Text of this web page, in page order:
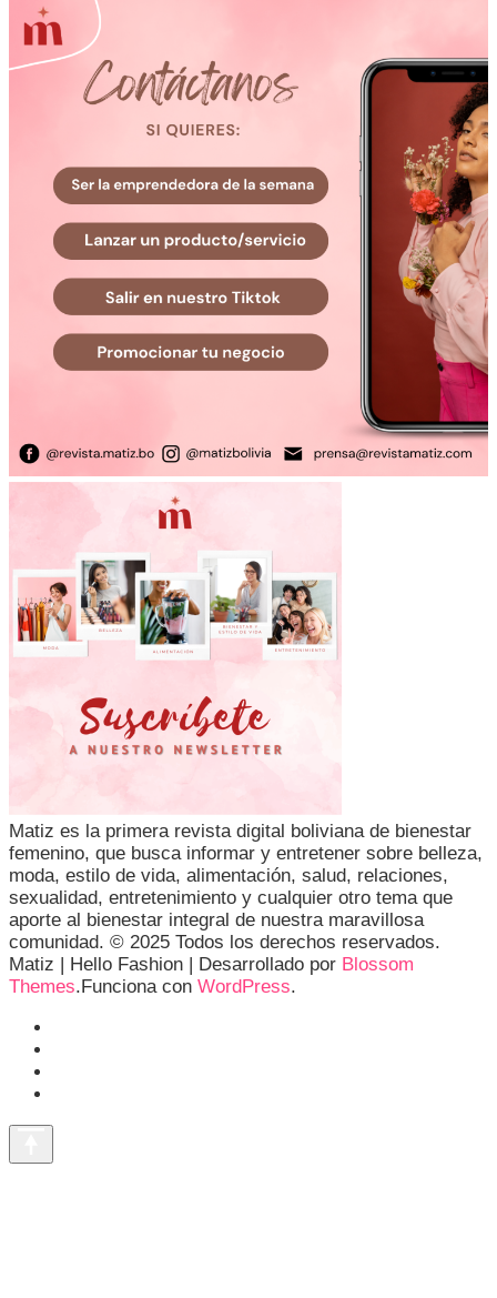
Matiz es la primera revista digital boliviana de bienestar
femenino, que busca informar y entretener sobre belleza,
moda, estilo de vida, alimentación, salud, relaciones,
sexualidad, entretenimiento y cualquier otro tema que
aporte al bienestar integral de nuestra maravillosa
comunidad. © 2025 Todos los derechos reservados.
Matiz |
Hello Fashion | Desarrollado por Blossom
Themes.Funciona con WordPress.